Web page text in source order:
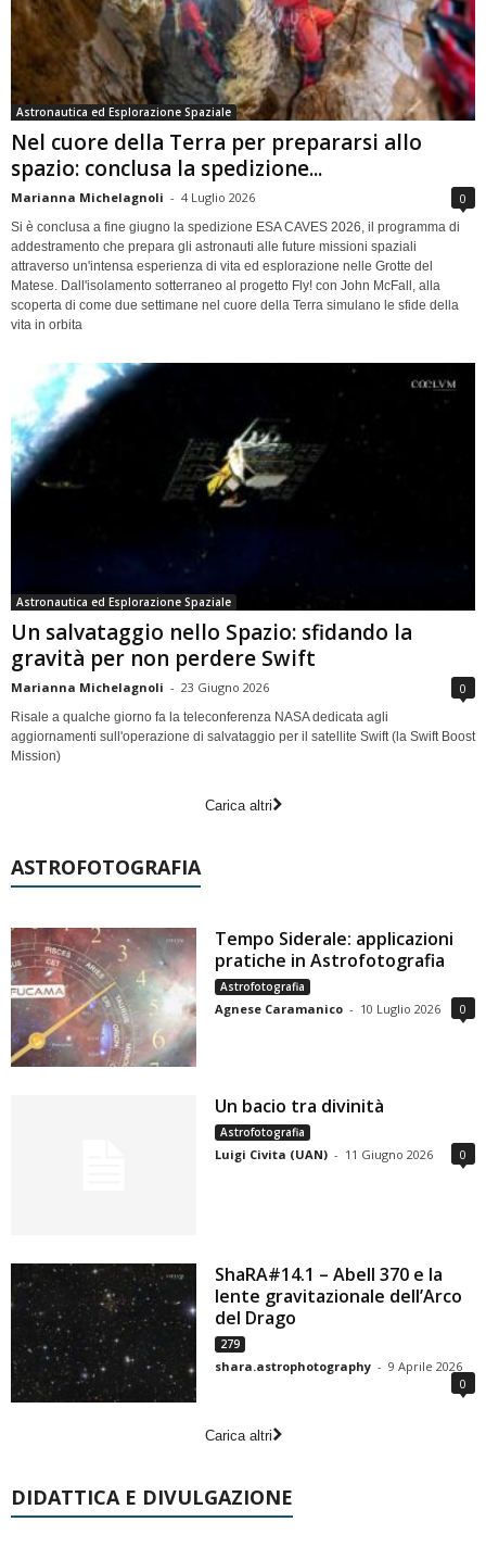
Astronautica ed Esplorazione Spaziale
Nel cuore della Terra per prepararsi allo
spazio: conclusa la spedizione...
Marianna Michelagnoli - 4 Luglio 2026 0
Si è conclusa a fine giugno la spedizione ESA CAVES 2026, il programma di
addestramento che prepara gli astronauti alle future missioni spaziali
attraverso un'intensa esperienza di vita ed esplorazione nelle Grotte del
Matese. Dall'isolamento sotterraneo al progetto Fly! con John McFall, alla
scoperta di come due settimane nel cuore della Terra simulano le sfide della
vita in orbita
Astronautica ed Esplorazione Spaziale
Un salvataggio nello Spazio: sfidando la
gravità per non perdere Swift
Marianna Michelagnoli - 23 Giugno 2026 0
Risale a qualche giorno fa la teleconferenza NASA dedicata agli
aggiornamenti sull'operazione di salvataggio per il satellite Swift (la Swift Boost
Mission)
Carica altri
ASTROFOTOGRAFIA
Tempo Siderale: applicazioni
pratiche in Astrofotografia
Astrofotografia
Agnese Caramanico - 10 Luglio 2026 0
Un bacio tra divinità
Astrofotografia
Luigi Civita (UAN) - 11 Giugno 2026 0
ShaRA#14.1 – Abell 370 e la
lente gravitazionale dell’Arco
del Drago
279
shara.astrophotography - 9 Aprile 2026
0
Carica altri
DIDATTICA E DIVULGAZIONE